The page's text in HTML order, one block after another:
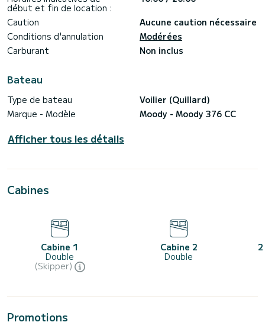
début et fin de location :
Caution
Aucune caution nécessaire
Conditions d'annulation
Modérées
Carburant
Non inclus
Bateau
Type de bateau
Voilier (Quillard)
Marque - Modèle
Moody - Moody 376 CC
Afficher tous les détails
Cabines
Cabine 1
Double
(Skipper)
Cabine 2
Double
Promotions